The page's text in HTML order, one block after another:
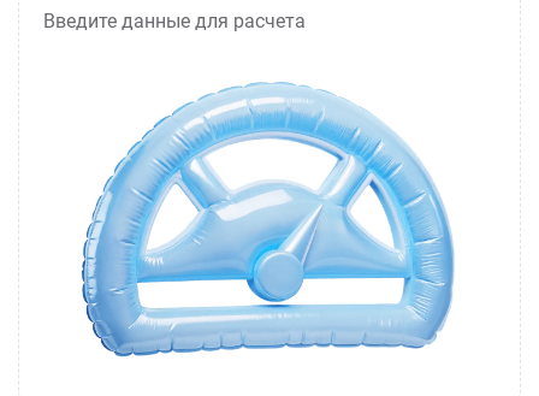
Введите данные для расчета